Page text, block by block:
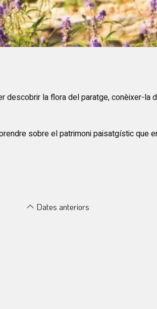
descobrir la flora del paratge, conèixer-la
sobre el patrimoni paisatgístic que
Dates anteriors